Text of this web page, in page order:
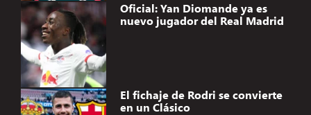
Oficial: Yan Diomande ya es
nuevo jugador del Real Madrid
El fichaje de Rodri se convierte
en un Clásico